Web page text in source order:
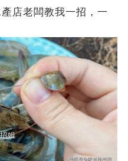
店老闆教我一招，一